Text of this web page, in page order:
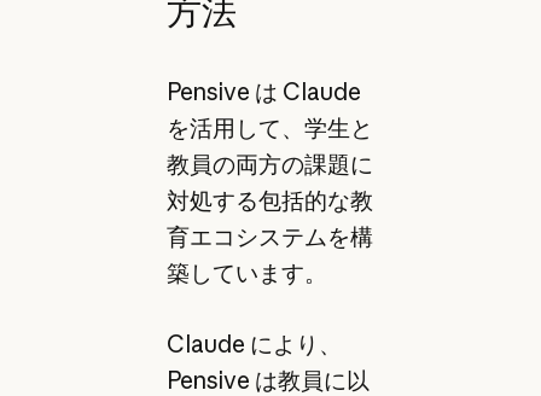
方法
Pensive は Claude
を活用して、学生と
教員の両方の課題に
対処する包括的な教
育エコシステムを構
築しています。
Claude により、
Pensive は教員に以